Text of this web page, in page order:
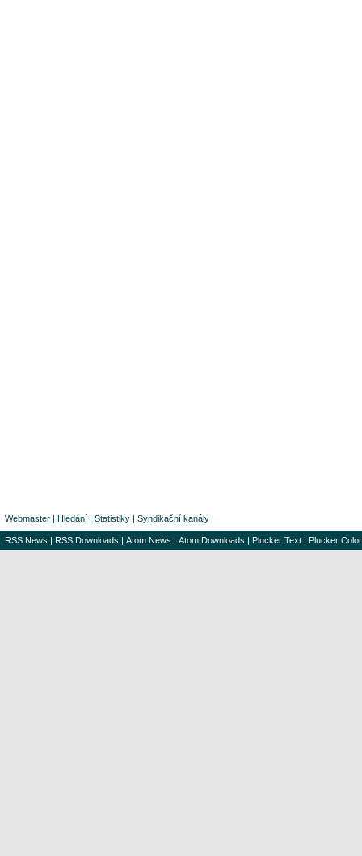
Webmaster | Hledání | Statistiky | Syndikační kanály
RSS News | RSS Downloads | Atom News | Atom Downloads | Plucker Text | Plucker Color